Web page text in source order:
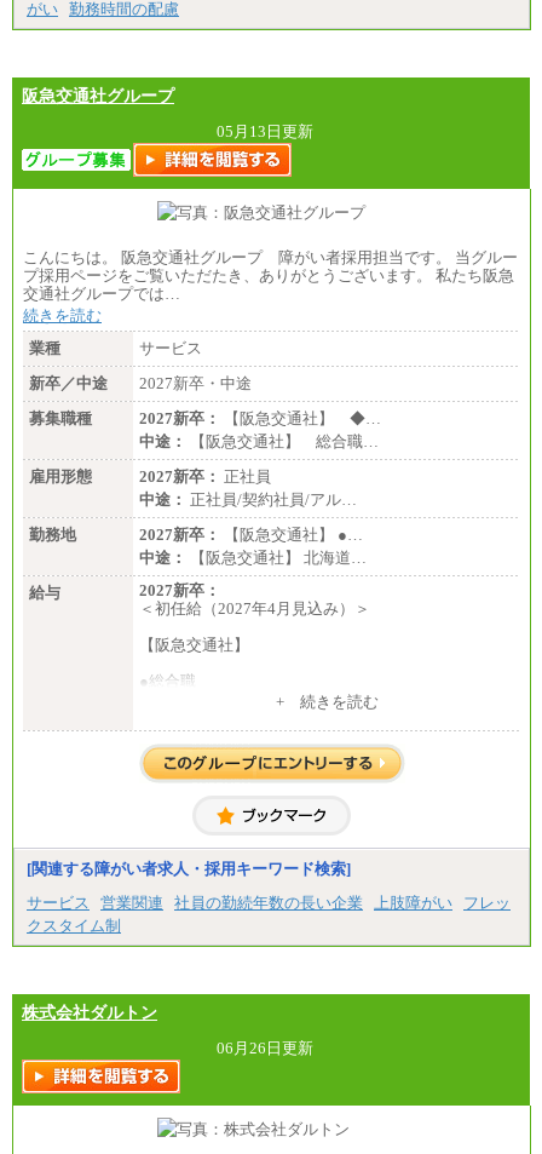
がい 勤務時間の配慮
阪急交通社グループ
05月13日更新
こんにちは。 阪急交通社グループ 障がい者採用担当です。 当グルー
プ採用ページをご覧いただたき、ありがとうございます。 私たち阪急
交通社グループでは…
続きを読む
業種
サービス
新卒／中途
2027新卒・中途
募集職種
2027新卒：
【阪急交通社】 ◆…
中途：
【阪急交通社】 総合職…
雇用形態
2027新卒： 正社員
中途： 正社員/契約社員/アル…
勤務地
2027新卒：
【阪急交通社】 ●…
中途：
【阪急交通社】 北海道…
給与
2027新卒：
＜初任給（2027年4月見込み）＞
【阪急交通社】
●総合職
(※3)、239,000円(※4)、237,000円（※5）
・専門・短大卒
(※3)、218,500円(※4)、216,500円（※5）
※1…東京都、埼玉県、千葉県、神奈川県
※2…大阪府、京都府、兵庫県、滋賀県
※3…愛知県、静岡県
※4…北海道、宮城県、栃木県、群馬県、長野県、新
県、福島県、山形県
・月給には一律地域手当を含んだ金額を表示
（一律地域手当：※1…36,000円、※2…33,000円、
※3…28,000円、※4…25,000円、※5…23,000円）
・試用期間中も給与変更なし
●基幹職（地域限定社員）
・大学・院卒／月給185,000 円～219,000 円 ※勤務地
+ 続きを読む
[関連する障がい者求人・採用キーワード検索]
サービス
営業関連 社員の勤続年数の長い企業 上肢障がい
フレッ
クスタイム制
株式会社ダルトン
06月26日更新